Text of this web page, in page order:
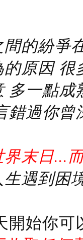
的紛爭
原因
多一點
錯過你曾
末日...
遇到困
開始你